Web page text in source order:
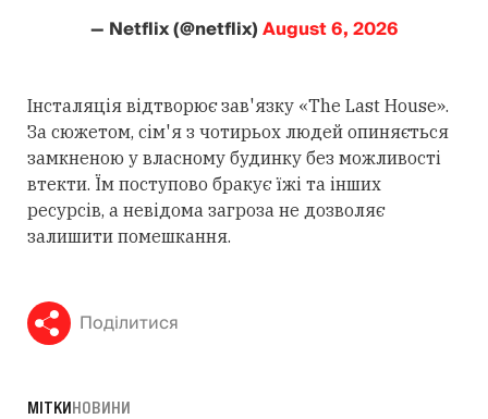
— Netflix (@netflix)August 6, 2026
Інсталяція відтворює зав'язку «The Last House».
За сюжетом, сім'я з чотирьох людей опиняється
замкненою у власному будинку без можливості
втекти. Їм поступово бракує їжі та інших
ресурсів, а невідома загроза не дозволяє
залишити помешкання.
Поділитися
МІТКИНОВИНИ